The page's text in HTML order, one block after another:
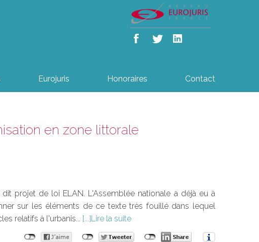
Eurojuris Honoraires Contact
en zone littorale
projet de loi ELAN. L'Assemblée nationale a déjà eu à
sur les éléments de ce texte très fouillé dans lequel
relatifs à l'urbanis...
Lire la suite